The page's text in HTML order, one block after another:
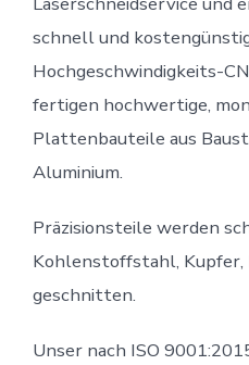
schnell und
Hochgeschwindigkeits-
fertigen hochwertige,
Plattenbauteile aus
Aluminium.
Präzisionsteile werden
Kohlenstoffstahl, Kupfer,
geschnitten.
Unser nach ISO